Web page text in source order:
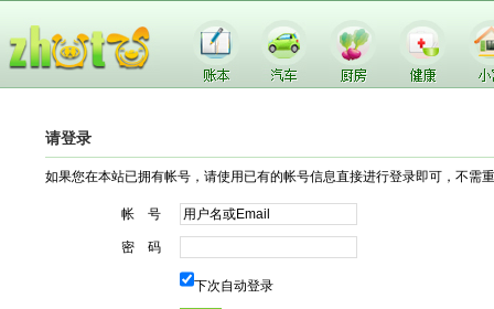
请登录
如果您在本站已拥有帐号，请使用已有的帐号信息直接进行登录即可，不需
帐 号
密 码
下次自动登录